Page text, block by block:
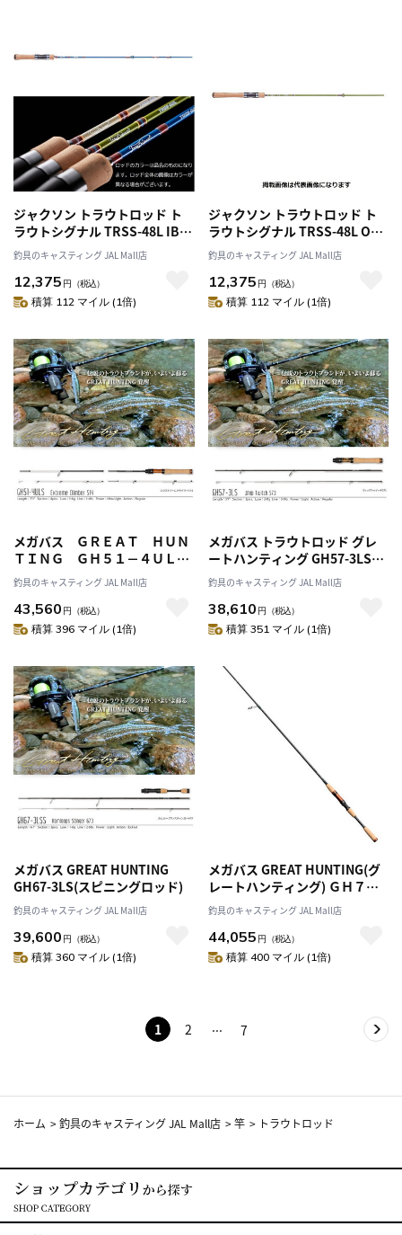
ジャクソン トラウトロッド ト
ラウトシグナル TRSS-48L IBL
インディゴブルー （スピニン
グ・2ピース）
釣具のキャスティング JAL Mall店
12,375 円 （税込）
積算 112 マイル (1倍)
ジャクソン トラウトロッド ト
ラウトシグナル TRSS-48L OLV
オリーブ
釣具のキャスティング JAL Mall店
12,375 円 （税込）
積算 112 マイル (1倍)
メガバス ＧＲＥＡＴ ＨＵＮ
ＴＩＮＧ ＧＨ５１－４ＵＬＳ
（スピニングロッド）
釣具のキャスティング JAL Mall店
43,560 円 （税込）
積算 396 マイル (1倍)
メガバス トラウトロッド グレ
ートハンティング GH57-3LS
(スピニングロッド)
釣具のキャスティング JAL Mall店
38,610 円 （税込）
積算 351 マイル (1倍)
メガバス GREAT HUNTING
GH67-3LS(スピニングロッド)
釣具のキャスティング JAL Mall店
39,600 円 （税込）
積算 360 マイル (1倍)
メガバス GREAT HUNTING(グ
レートハンティング) ＧＨ７７-
２ＭＬＳ
釣具のキャスティング JAL Mall店
44,055 円 （税込）
積算 400 マイル (1倍)
1 2 7
ホーム >釣具のキャスティング JAL Mall店 >竿 > トラウトロッド